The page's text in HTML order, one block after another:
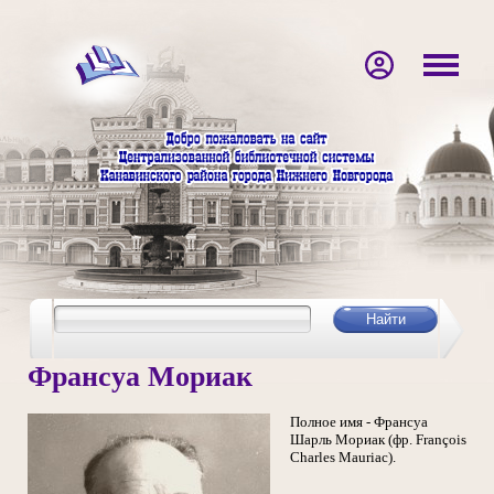
Франсуа Мориак
Полное имя - Франсуа
Шарль Мориак (фр. François
Charles Mauriac).